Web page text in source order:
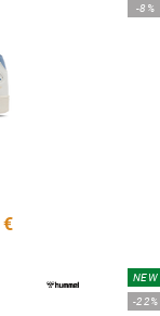
€
-8%
NEW
-22%